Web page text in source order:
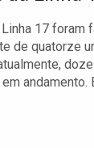
17 foram
de quatorze
andamento.